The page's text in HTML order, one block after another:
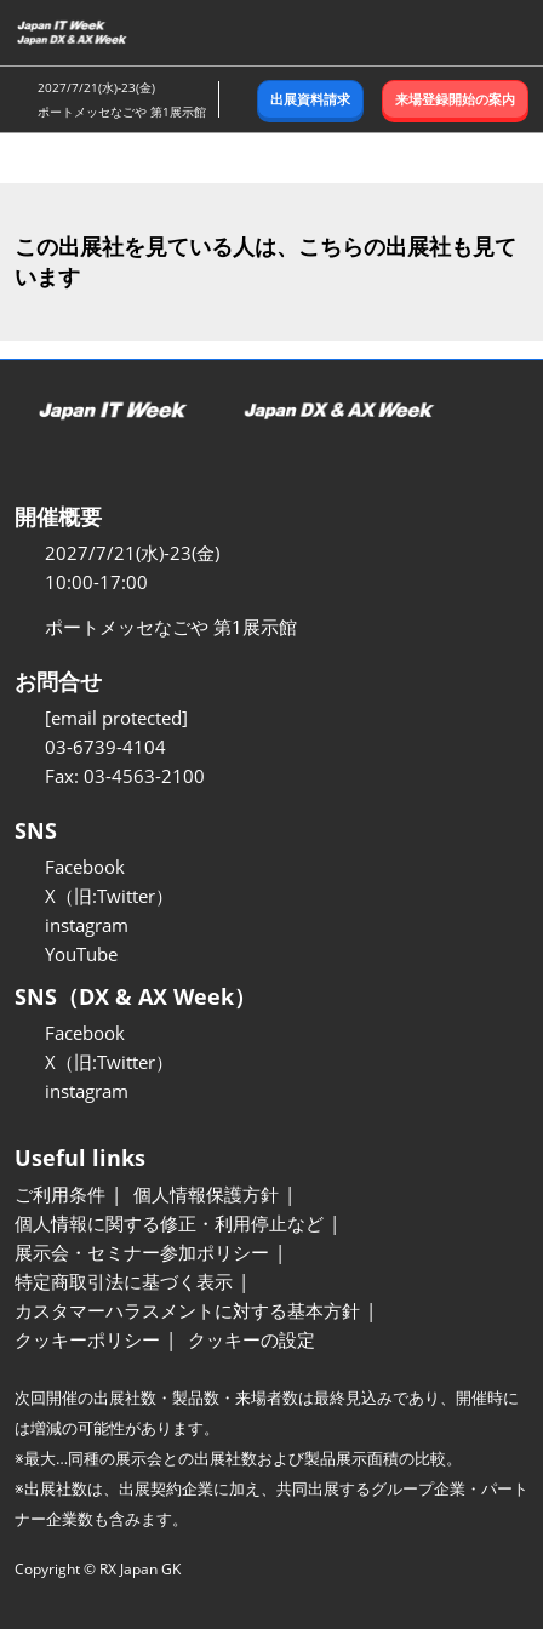
キ
ッ
し
2027/7/21(水)-23(金)
ポートメッセなごや 第1展示館
出展資料請求 来場登録開始の案内
この出展社を見ている人は、こちらの出展社も見て
います
開催概要
2027/7/21(水)-23(金)
10:00-17:00
ポートメッセなごや 第1展示館
お問合せ
[email protected]
03-6739-4104
Fax: 03-4563-2100
SNS
Facebook
X（旧:Twitter）
instagram
YouTube
SNS（DX & AX Week）
Facebook
X（旧:Twitter）
instagram
Useful links
ご利用条件
個人情報保護方針
個人情報に関する修正・利用停止など
展示会・セミナー参加ポリシー
特定商取引法に基づく表示
カスタマーハラスメントに対する基本方針
クッキーポリシー
クッキーの設定
次回開催の出展社数・製品数・来場者数は最終見込みであり、開催時に
は増減の可能性があります。
※最大…同種の展示会との出展社数および製品展示面積の比較。
※出展社数は、出展契約企業に加え、共同出展するグループ企業・パート
ナー企業数も含みます。
Copyright © RX Japan GK